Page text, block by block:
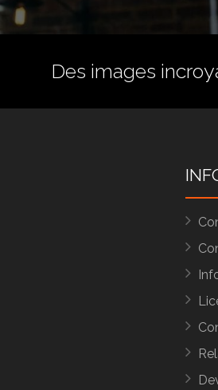
Des images